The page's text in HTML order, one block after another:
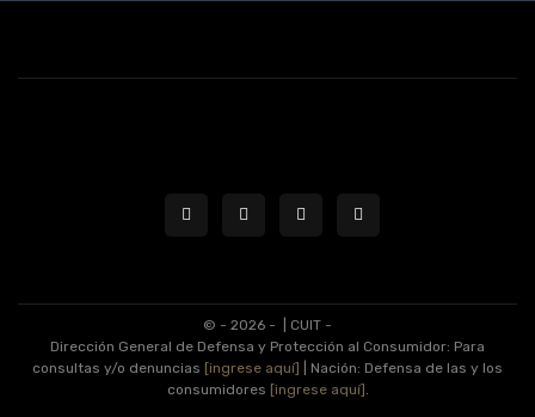
© - 2026 -
| CUIT -
Dirección General de Defensa y Protección al Consumidor: Para
consultas y/o denuncias [ingrese aquí]
| Nación: Defensa de las y los
consumidores [ingrese aquí] .